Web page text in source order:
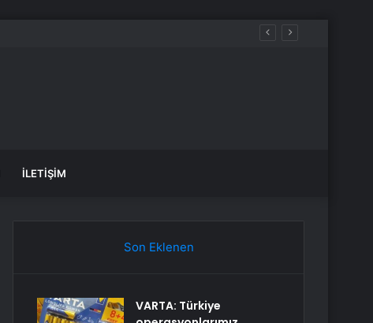
İLETIŞIM
Son Eklenen
VARTA: Türkiye